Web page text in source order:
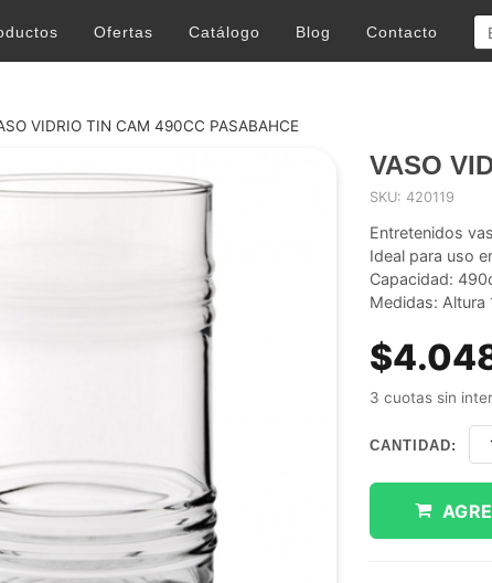
Ofertas Catálogo Blog Contacto
VIDRIO TIN CAM 490CC PASABAHCE
VASO
SKU: 420119
Entretenidos
Ideal para uso
Capacidad:
Medidas: Altura
3 cuotas sin
CANTIDAD: